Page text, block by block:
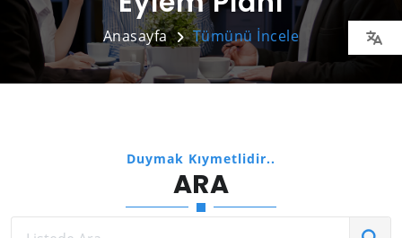
Anasayfa Tümünü İncele
Duymak Kıymetlidir..
ARA